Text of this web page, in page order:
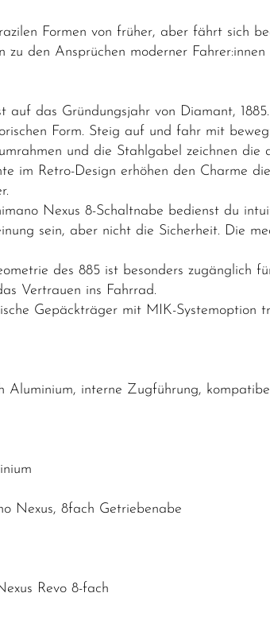
Formen von früher, aber fährt sich
zu den Ansprüchen moderner
auf das Gründungsjahr von Diamant,
Form. Steig auf und fahr mit
und die Stahlgabel zeichnen die
im Retro-Design erhöhen den Charme
Nexus 8-Schaltnabe bedienst du
sein, aber nicht die Sicherheit. Die
des 885 ist besonders zugänglich
Vertrauen ins Fahrrad.
Gepäckträger mit MIK-Systemoption
Aluminium, interne Zugführung,
Nexus, 8fach Getriebenabe
Revo 8-fach